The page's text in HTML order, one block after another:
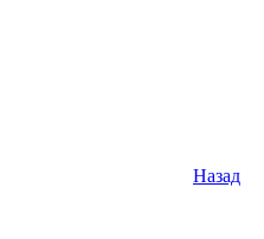
Назад